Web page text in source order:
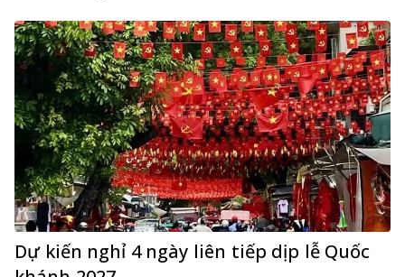
Dự kiến nghỉ 4 ngày liên tiếp dịp lễ Quốc